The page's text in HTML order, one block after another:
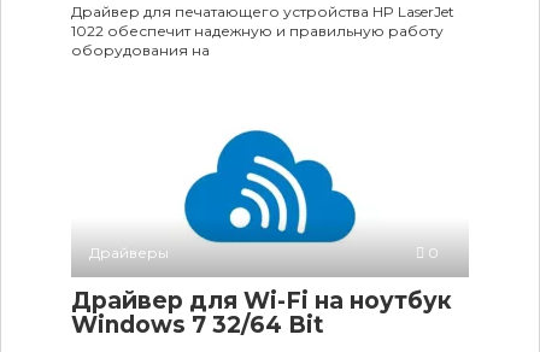
Драйвер для печатающего устройства HP LaserJet
1022 обеспечит надежную и правильную работу
оборудования на
Драйверы 0
Драйвер для Wi-Fi на ноутбук
Windows 7 32/64 Bit